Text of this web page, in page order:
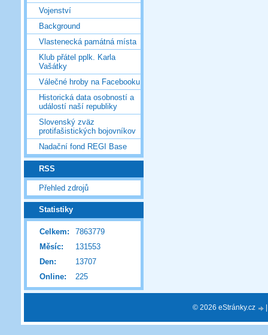
Vojenství
Background
Vlastenecká památná místa
Klub přátel pplk. Karla
Vašátky
Válečné hroby na Facebooku
Historická data osobností a
událostí naší republiky
Slovenský zväz
protifašistických bojovníkov
Nadační fond REGI Base
RSS
Přehled zdrojů
Statistiky
Online: 225
Celkem:
7863779
Měsíc:
131553
Den:
13707
© 2026 eStránky.cz